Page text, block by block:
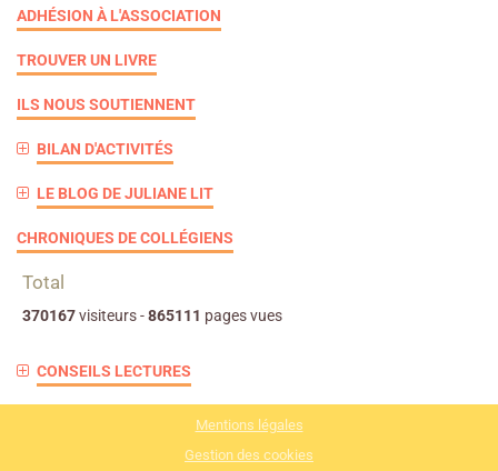
ADHÉSION À L'ASSOCIATION
TROUVER UN LIVRE
ILS NOUS SOUTIENNENT
BILAN D'ACTIVITÉS
LE BLOG DE JULIANE LIT
CHRONIQUES DE COLLÉGIENS
Total
370167visiteurs -865111 pages vues
CONSEILS LECTURES
Mentions légales
Gestion des cookies